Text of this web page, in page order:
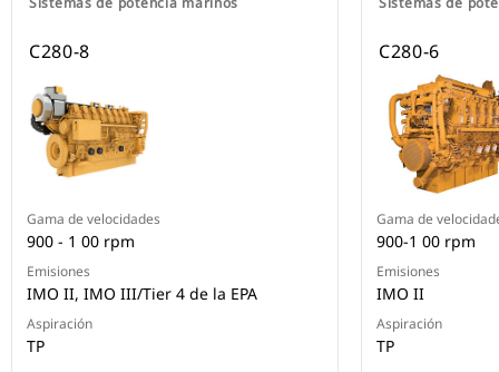
C280-8
Gama de velocidades
900 - 1 00 rpm
Emisiones
IMO II, IMO III/Tier 4 de la EPA
Aspiración
TP
C280-6
Gama de
900-1 00 rpm
Emisiones
IMO II
Aspiración
TP